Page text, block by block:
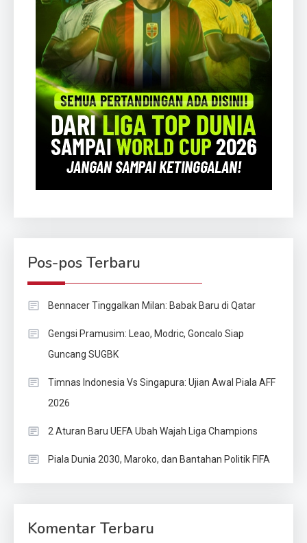
Pos-pos Terbaru
Bennacer Tinggalkan Milan: Babak Baru di Qatar
Gengsi Pramusim: Leao, Modric, Goncalo Siap
Guncang SUGBK
Timnas Indonesia Vs Singapura: Ujian Awal Piala AFF
2026
2 Aturan Baru UEFA Ubah Wajah Liga Champions
Piala Dunia 2030, Maroko, dan Bantahan Politik FIFA
Komentar Terbaru